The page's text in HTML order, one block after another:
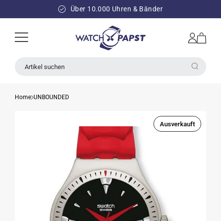
INHALT
Über 10.000 Uhren & Bänder
Einloggen
Warenkorb
Artikel suchen
Home UNBOUNDED
Ausverkauft